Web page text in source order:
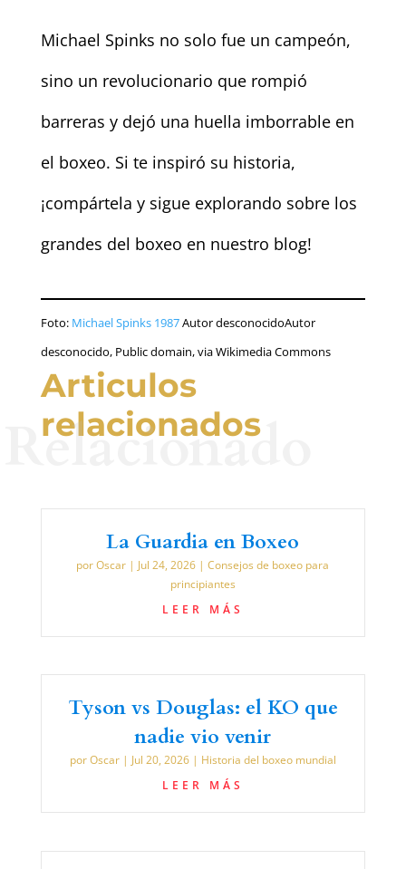
Michael Spinks no solo fue un campeón,
sino un revolucionario que rompió
barreras y dejó una huella imborrable en
el boxeo. Si te inspiró su historia,
¡compártela y sigue explorando sobre los
grandes del boxeo en nuestro blog!
Foto: Michael Spinks 1987Autor desconocidoAutor
desconocido, Public domain, via Wikimedia Commons
Articulos
relacionados
Relacionado
La Guardia en Boxeo
porOscar | Jul 24, 2026 |Consejos de boxeo para
principiantes
LEER MÁS
Tyson vs Douglas: el KO que
nadie vio venir
porOscar| Jul 20, 2026| Historia del boxeo mundial
LEER MÁS